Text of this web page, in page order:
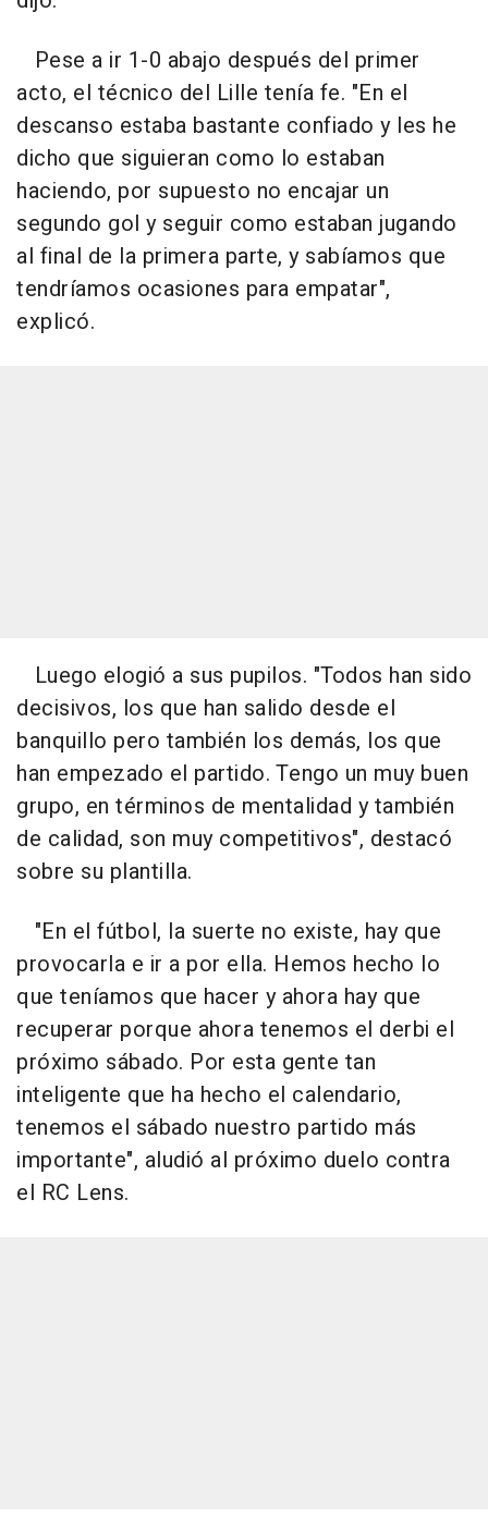
Pese a ir 1-0 abajo después del primer
acto, el técnico del Lille tenía fe. "En el
descanso estaba bastante confiado y les he
dicho que siguieran como lo estaban
haciendo, por supuesto no encajar un
segundo gol y seguir como estaban jugando
al final de la primera parte, y sabíamos que
tendríamos ocasiones para empatar",
explicó.
Luego elogió a sus pupilos. "Todos han sido
decisivos, los que han salido desde el
banquillo pero también los demás, los que
han empezado el partido. Tengo un muy buen
grupo, en términos de mentalidad y también
de calidad, son muy competitivos", destacó
sobre su plantilla.
"En el fútbol, la suerte no existe, hay que
provocarla e ir a por ella. Hemos hecho lo
que teníamos que hacer y ahora hay que
recuperar porque ahora tenemos el derbi el
próximo sábado. Por esta gente tan
inteligente que ha hecho el calendario,
tenemos el sábado nuestro partido más
importante", aludió al próximo duelo contra
el RC Lens.